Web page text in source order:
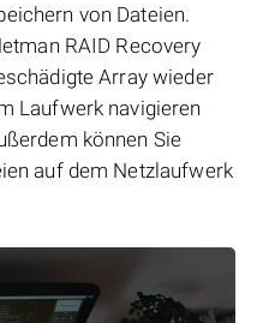
von Dateien.
RAID Recovery
Array wieder
Laufwerk navigieren
können Sie
auf dem Netzlaufwerk